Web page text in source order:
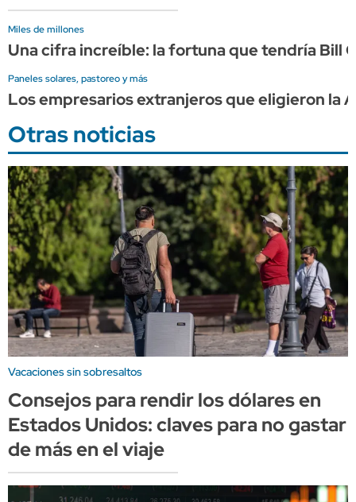
Miles de millones
Una cifra increíble: la fortuna que tendría Bill
Paneles solares, pastoreo y más
Los empresarios extranjeros que eligieron la
Otras noticias
Vacaciones sin sobresaltos
Consejos para rendir los dólares en
Estados Unidos: claves para no gastar
de más en el viaje